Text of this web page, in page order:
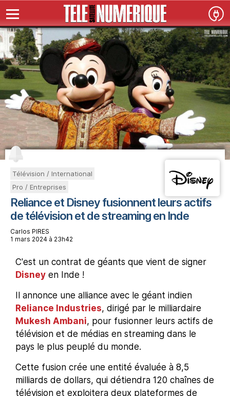
Télévision / International
Pro / Entreprises
Reliance et Disney fusionnent leurs actifs
de télévision et de streaming en Inde
Carlos PIRES
1 mars 2024 à 23h42
C'est un contrat de géants que vient de signer
Disney en Inde !
Il annonce une alliance avec le géant indien
Reliance Industries, dirigé par le milliardaire
Mukesh Ambani, pour fusionner leurs actifs de
télévision et de médias en streaming dans le
pays le plus peuplé du monde.
Cette fusion crée une entité évaluée à 8,5
milliards de dollars, qui détiendra 120 chaînes de
télévision et exploitera deux plateformes de